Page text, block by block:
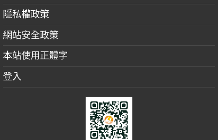
隱私權政策
網站安全政策
本站使用正體字
登入